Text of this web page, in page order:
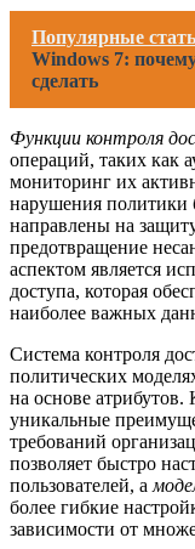
Популярные
Windows 7:
сделать
Функции контроля
операций, таких как
мониторинг их
нарушения политики
направлены на
предотвращение
аспектом является
доступа, которая
наиболее важных
Система контроля
политических
на основе атрибутов.
уникальные
требований
позволяет быстро
пользователей, а
более гибкие
зависимости от